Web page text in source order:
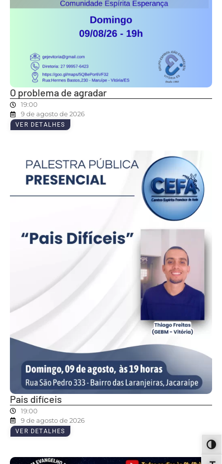
O problema de agradar
19:00
9 de agosto de 2026
VER DETALHES
Pais difíceis
19:00
9 de agosto de 2026
VER DETALHES